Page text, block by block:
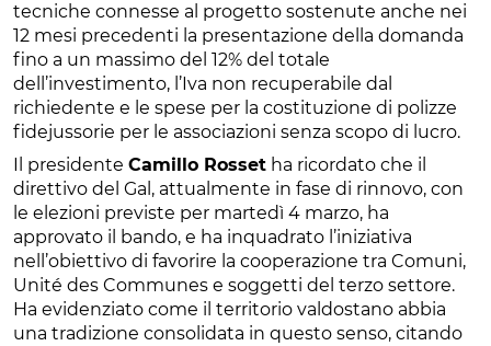
tecniche connesse al progetto sostenute anche nei
12 mesi precedenti la presentazione della domanda
fino a un massimo del 12% del totale
dell’investimento, l’Iva non recuperabile dal
richiedente e le spese per la costituzione di polizze
fidejussorie per le associazioni senza scopo di lucro.
Il presidente Camillo Rosset ha ricordato che il
direttivo del Gal, attualmente in fase di rinnovo, con
le elezioni previste per martedì 4 marzo, ha
approvato il bando, e ha inquadrato l’iniziativa
nell’obiettivo di favorire la cooperazione tra Comuni,
Unité des Communes e soggetti del terzo settore.
Ha evidenziato come il territorio valdostano abbia
una tradizione consolidata in questo senso, citando